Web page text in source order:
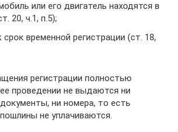
или его двигатель находятся в
20, ч.1, п.5);
срок временной регистрации (ст. 18,
регистрации полностью
проведении не выдаются ни
ни номера, то есть
не уплачиваются.